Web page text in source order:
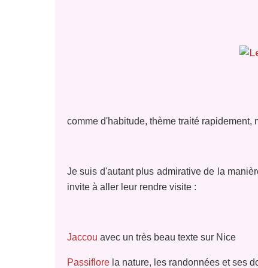
comme d'habitude, thème traité rapidement,
Je suis d'autant plus admirative de la
invite à aller leur rendre visite :
Jaccou avec un très beau texte sur Nice
Passiflore la nature, les randonnées et ses